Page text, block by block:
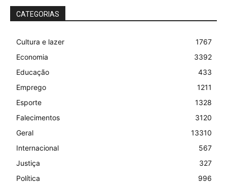
CATEGORIAS
Cultura e lazer
1767
Economia
3392
Educação
433
Emprego
1211
Esporte
1328
Falecimentos
3120
Geral
13310
Internacional
567
Justiça
327
Política
996